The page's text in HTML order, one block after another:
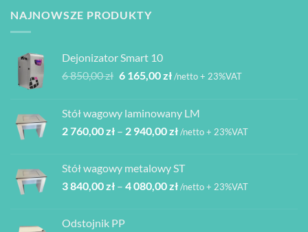
wybrać
na
produktu
NAJNOWSZE PRODUKTY
Dejonizator Smart 10
6 850,00zł Pierwotna
6
850,00 zł.
6 165,00złAktualna
6
165,00 zł.
/netto + 23%VAT
Stół wagowy laminowany LM
2 760,00zł – 2 940,00złZakres
2
760,00 zł
/netto + 23%VAT
Stół wagowy metalowy ST
3 840,00zł – 4 080,00złZakres
/netto + 23%VAT
Odstojnik PP